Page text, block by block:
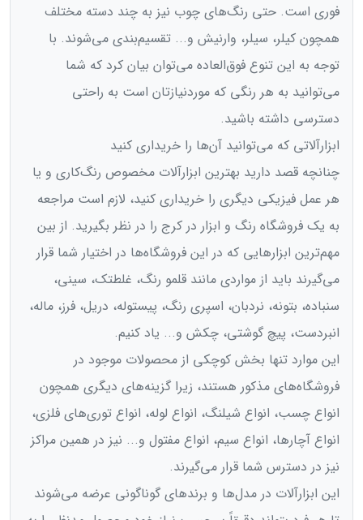
فوری است. حتی رنگ‌های چوب نیز به چند دسته مختلف
همچون کیلر، سیلر، وارنیش و... تقسیم‌بندی می‌شوند. با
توجه به این تنوع فوق‌العاده می‌توان بیان کرد که شما
می‌توانید به هر رنگی که موردنیازتان است به راحتی
دسترسی داشته باشید.
ابزارآلاتی که می‌توانید آن‌ها را خریداری کنید
چنانچه قصد دارید بهترین ابزارآلات مخصوص رنگ‌کاری و یا
هر عمل فیزیکی دیگری را خریداری کنید، لازم است مراجعه
به یک فروشگاه رنگ و ابزار در کرج را در نظر بگیرید. از بین
مهم‌ترین ابزارهایی که در این فروشگاه‌ها در اختیار شما قرار
می‌گیرند باید از مواردی مانند قلمو رنگ، غلطتک، سینی،
سنباده، بتونه، نردبان، اسپری رنگ، پیستوله، دریل، فرز، ماله،
انبردست، پیچ گوشتی، چکش و... یاد کنیم.
این موارد تنها بخش کوچکی از محصولات موجود در
فروشگاه‌های مذکور هستند،‌ زیرا گزینه‌های دیگری همچون
انواع چسب، انواع شیلنگ، انواع لوله، انواع توری‌های فلزی،
انواع آچارها، انواع سیم، انواع مفتول و... نیز در همین مراکز
نیز در دسترس شما قرار می‌گیرند.
این ابزارآلات در مدل‌ها و برندهای گوناگونی عرضه می‌شوند